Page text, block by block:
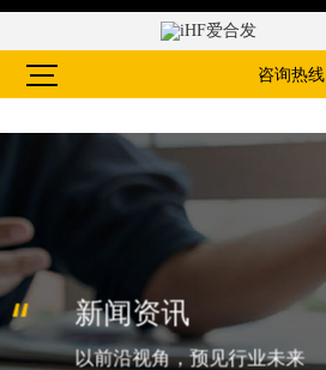
咨询热线
新闻资讯
以前沿视角，预见行业未来